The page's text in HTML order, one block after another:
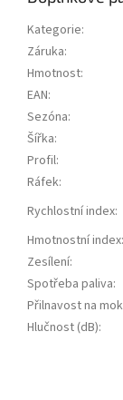
Kategorie:
Záruka:
Hmotnost:
EAN:
Sezóna:
Šířka:
Profil:
Ráfek:
Rychlostní index:
Hmotnostní index:
Zesílení:
Spotřeba paliva:
Přilnavost na
Hlučnost (dB):